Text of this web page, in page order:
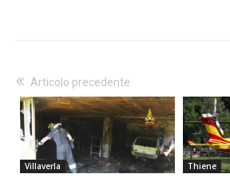
Articolo precedente
Villaverla Thiene